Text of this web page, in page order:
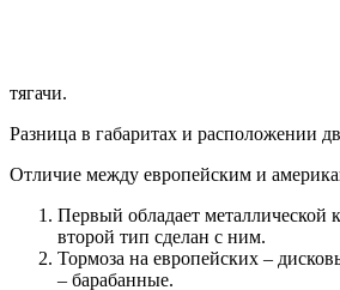
тягачи.
Разница в габаритах и расположении
Отличие между европейским и
Первый обладает металлической
второй тип сделан с ним.
Тормоза на европейских –
– барабанные.